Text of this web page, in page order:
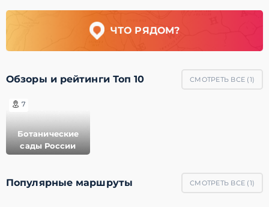
ЧТО РЯДОМ?
Обзоры и рейтинги Топ 10 СМОТРЕТЬ ВСЕ (1)
7
Ботанические
сады России
Популярные маршруты СМОТРЕТЬ ВСЕ (1)